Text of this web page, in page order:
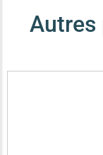
Autres